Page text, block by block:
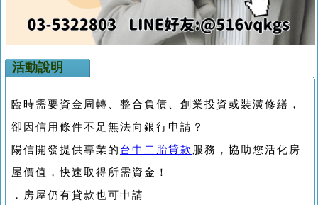
活動說明
臨時需要資金周轉、整合負債、創業投資或裝潢修繕，
卻因信用條件不足無法向銀行申請？
陽信開發提供專業的 台中二胎貸款 服務，協助您活化房
屋價值，快速取得所需資金！
．房屋仍有貸款也可申請